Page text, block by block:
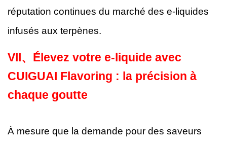
réputation continues du marché des e-liquides
infusés aux terpènes.
VII、 Élevez votre e-liquide avec
CUIGUAI Flavoring : la précision à
chaque goutte
À mesure que la demande pour des saveurs